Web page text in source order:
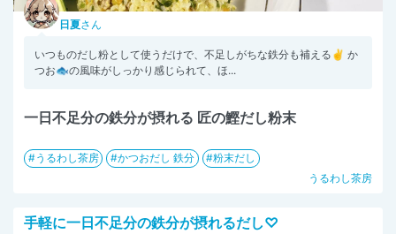
日夏さん
いつものだし粉として使うだけで、不足しがちな鉄分も補える✌️ か
つお🐟の風味がしっかり感じられて、ほ...
一日不足分の鉄分が摂れる 匠の鰹だし粉末
うるわし茶房 かつおだし 鉄分
粉末だし
うるわし茶房
手軽に一日不足分の鉄分が摂れるだし♡